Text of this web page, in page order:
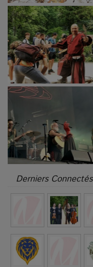
Derniers Connectés